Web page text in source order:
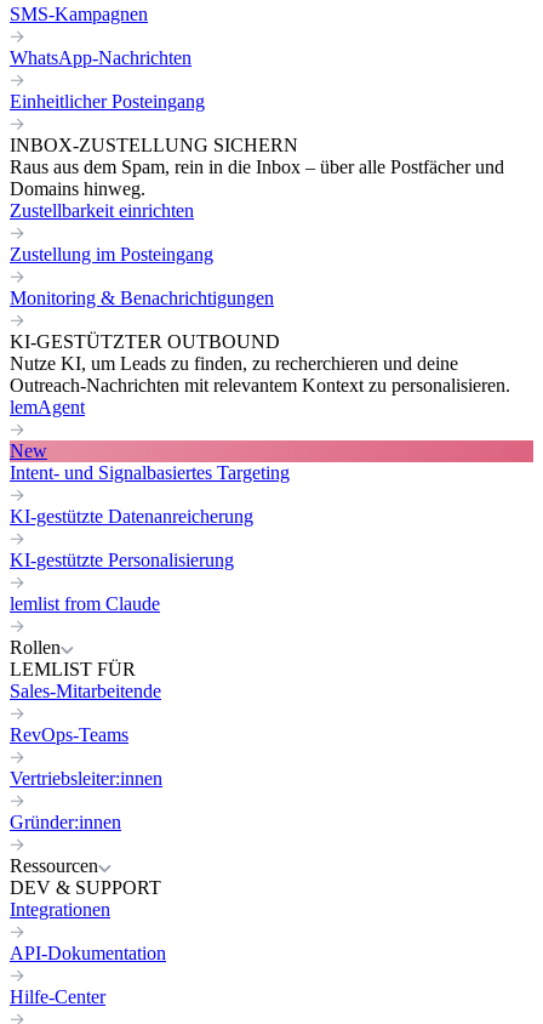
SMS-Kampagnen
WhatsApp-Nachrichten
Einheitlicher Posteingang
INBOX-ZUSTELLUNG SICHERN
Raus aus dem Spam, rein in die Inbox – über alle Postfächer und
Domains hinweg.
Zustellbarkeit einrichten
Zustellung im Posteingang
Monitoring & Benachrichtigungen
KI-GESTÜTZTER OUTBOUND
Nutze KI, um Leads zu finden, zu recherchieren und deine
Outreach-Nachrichten mit relevantem Kontext zu personalisieren.
lemAgent
New
Intent- und Signalbasiertes Targeting
KI-gestützte Datenanreicherung
KI-gestützte Personalisierung
lemlist from Claude
Rollen
LEMLIST FÜR
Sales-Mitarbeitende
RevOps-Teams
Vertriebsleiter:innen
Gründer:innen
Ressourcen
DEV & SUPPORT
Integrationen
API-Dokumentation
Hilfe-Center